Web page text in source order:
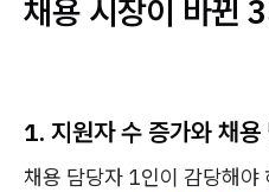
채용 시장이 바뀐
1. 지원자 수 증가와 채
채용 담당자 1인이 감당해야